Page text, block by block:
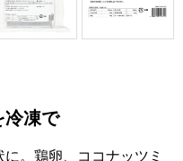
冷凍で
。鶏卵、ココナッツミ